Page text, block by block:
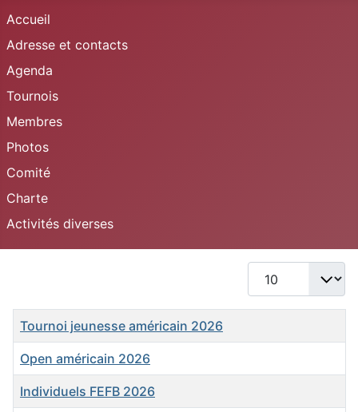
Accueil
Adresse et contacts
Agenda
Tournois
Membres
Photos
Comité
Charte
Activités diverses
Afficher #
Titre
Tournoi jeunesse américain 2026
Open américain 2026
Individuels FEFB 2026